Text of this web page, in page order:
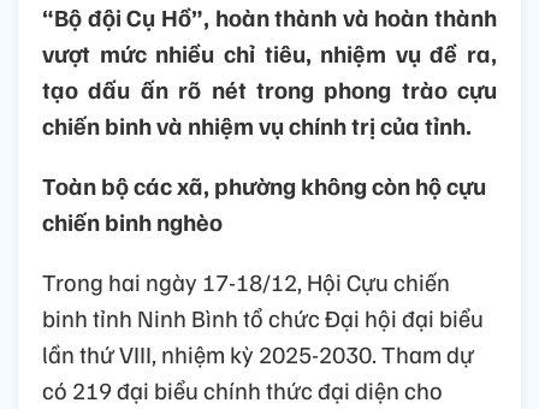
“Bộ đội Cụ Hồ”, hoàn thành và hoàn thành
vượt mức nhiều chỉ tiêu, nhiệm vụ đề ra,
tạo dấu ấn rõ nét trong phong trào cựu
chiến binh và nhiệm vụ chính trị của tỉnh.
Toàn bộ các xã, phường không còn hộ cựu
chiến binh nghèo
Trong hai ngày 17-18/12, Hội Cựu chiến
binh tỉnh Ninh Bình tổ chức Đại hội đại biểu
lần thứ VIII, nhiệm kỳ 2025-2030. Tham dự
có 219 đại biểu chính thức đại diện cho